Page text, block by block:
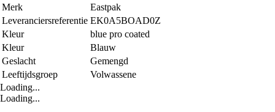
Merk
Eastpak
Leveranciersreferentie EK0A5BOAD0Z
Kleur
blue pro coated
Kleur
Blauw
Geslacht
Gemengd
Leeftijdsgroep
Volwassene
Loading...
Loading...